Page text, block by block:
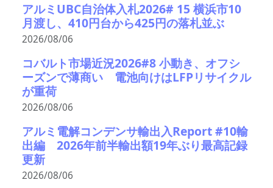
アルミUBC自治体入札2026# 15 横浜市10
月渡し、410円台から425円の落札並ぶ
2026/08/06
コバルト市場近況2026#8 小動き、オフシ
ーズンで薄商い 電池向けはLFPリサイクル
が重荷
2026/08/06
アルミ電解コンデンサ輸出入Report #10輸
出編 2026年前半輸出額19年ぶり最高記録
更新
2026/08/06